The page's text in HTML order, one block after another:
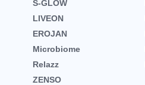
S-GLOW
LIVEON
EROJAN
Microbiome
Relazz
ZENSO